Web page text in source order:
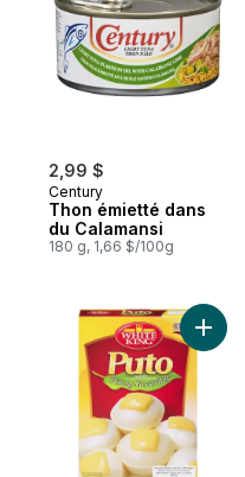
2,99 $
Century
Thon émietté dans
du Calamansi
180 g, 1,66 $/100g